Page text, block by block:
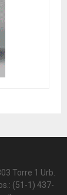
Torre 1 Urb.
(51-1) 437-